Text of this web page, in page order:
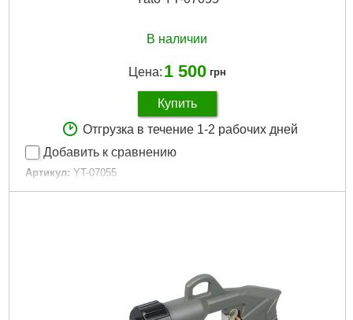
В наличии
Цена: 1 500 грн
Купить
Отгрузка в течение 1-2 рабочих дней
Добавить к сравнению
Артикул: YT-07055
Код товара: 15.88.13
Подробнее...